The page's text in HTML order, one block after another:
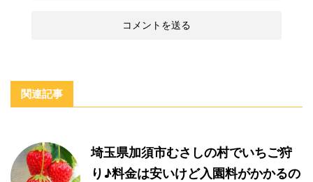
関連記事
埼玉県加須市むさしの村でいちご狩
り♪料金は安いけど入園料がかかるの